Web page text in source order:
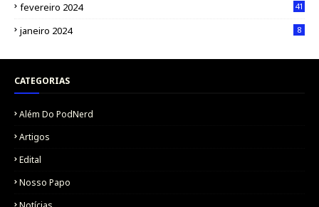
fevereiro 2024 41
janeiro 2024 8
CATEGORIAS
Além Do PodNerd
Artigos
Edital
Nosso Papo